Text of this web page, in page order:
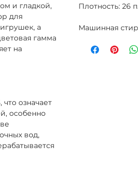
и гладкой,
для
а
гамма
на
что означает
особенно
вод,
Плотность: 26
Машинная